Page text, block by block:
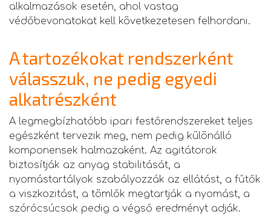
alkalmazások esetén, ahol vastag
védőbevonatokat kell következetesen felhordani.
A tartozékokat rendszerként
válasszuk, ne pedig egyedi
alkatrészként
A legmegbízhatóbb ipari festőrendszereket teljes
egészként tervezik meg, nem pedig különálló
komponensek halmazaként. Az agitátorok
biztosítják az anyag stabilitását, a
nyomástartályok szabályozzák az ellátást, a fűtők
a viszkozitást, a tömlők megtartják a nyomást, a
szórócsúcsok pedig a végső eredményt adják.